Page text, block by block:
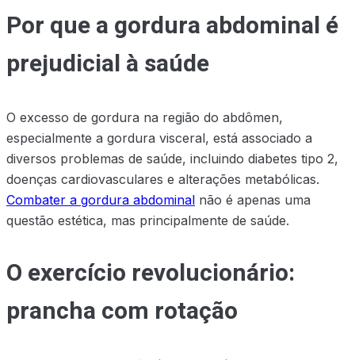
Por que a gordura abdominal é
prejudicial à saúde
O excesso de gordura na região do abdômen,
especialmente a gordura visceral, está associado a
diversos problemas de saúde, incluindo diabetes tipo 2,
doenças cardiovasculares e alterações metabólicas.
Combater a gordura abdominal não é apenas uma
questão estética, mas principalmente de saúde.
O exercício revolucionário:
prancha com rotação